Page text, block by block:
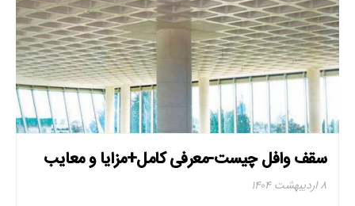
سقف وافل چیست-معرفی کامل+مزایا و معایب
۸ اردیبهشت ۱۴۰۴